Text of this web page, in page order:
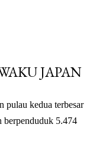
JAPAN
pulau kedua terbesar
berpenduduk 5.474